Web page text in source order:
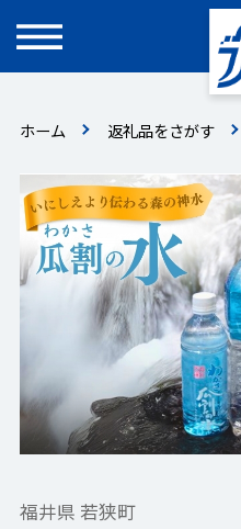
ホーム 返礼品をさがす
福井県 若狭町